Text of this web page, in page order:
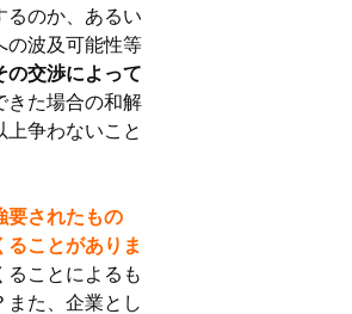
るのか、あるい
の波及可能性等
の交渉によって
きた場合の和解
争わないこと
要されたもの
ことがありま
ることによるも
また、企業とし